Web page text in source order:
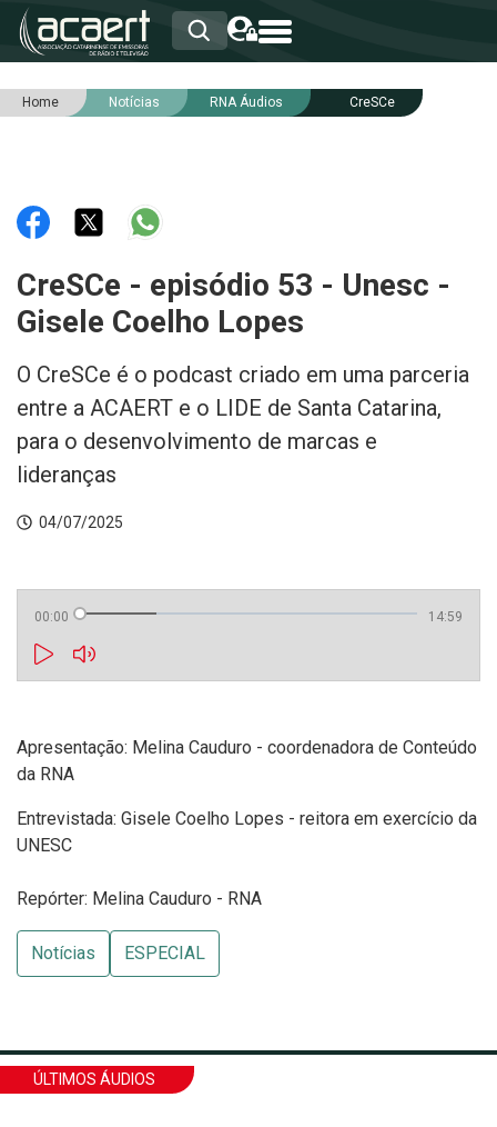
HOME
RNA
NOTÍCIAS
INTEGRIDADE
Home Notícias RNA Áudios CreSCe
CreSCe - episódio 53 - Unesc -
Gisele Coelho Lopes
O CreSCe é o podcast criado em uma parceria
entre a ACAERT e o LIDE de Santa Catarina,
para o desenvolvimento de marcas e
lideranças
04/07/2025
00:00 14:59
Apresentação: Melina Cauduro - coordenadora de Conteúdo
da RNA
Entrevistada: Gisele Coelho Lopes - reitora em exercício da
UNESC
Repórter: Melina Cauduro - RNA
Notícias ESPECIAL
ÚLTIMOS ÁUDIOS